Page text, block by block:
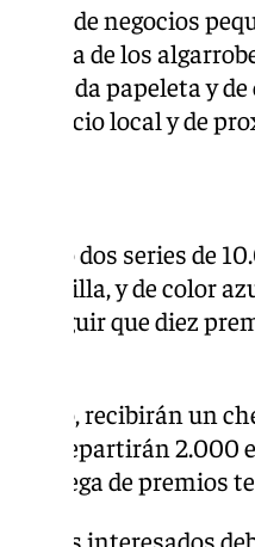
trata de negocios
diaria de los
de cada papeleta y
comercio local y de
juego dos series de
y de color
que diez
sorteo, recibirán un
se repartirán
entrega de premios
los interesados